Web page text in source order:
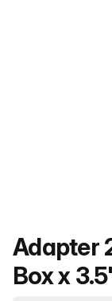
Nazwa
Adapter
Box x